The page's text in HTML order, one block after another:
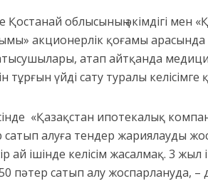
Қостанай облысының әкімдігі мен
акционерлік қоғамы
атап айтқанда
тұрғын үйді сату туралы келісімге
«Қазақстан ипотекалық
алуға тендер жариялауды
ай ішінде келісім жасалмақ. 3
пәтер сатып алу жоспарлануда, –